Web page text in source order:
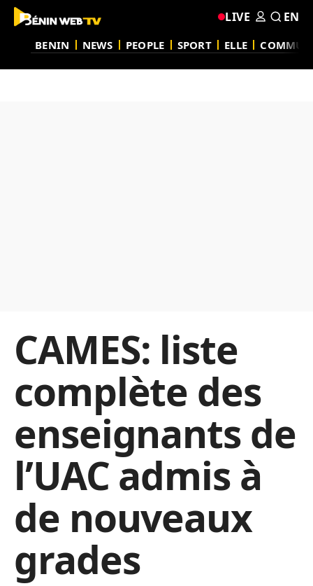
BENIN NEWS PEOPLE SPORT ELLE
LIVE EN
CAMES: liste
complète des
enseignants de
l’UAC admis à
de nouveaux
grades